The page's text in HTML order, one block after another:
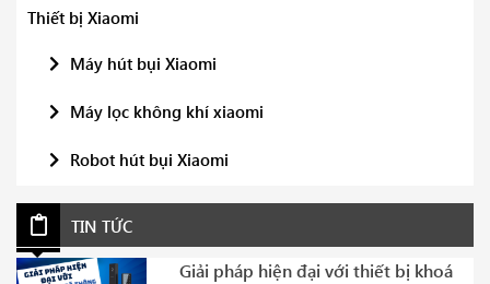
Thiết bị Xiaomi
Máy hút bụi Xiaomi
Máy lọc không khí xiaomi
Robot hút bụi Xiaomi
TIN TỨC
Giải pháp hiện đại với thiết bị khoá